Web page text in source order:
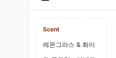
Scent
레몬그라스 & 화이